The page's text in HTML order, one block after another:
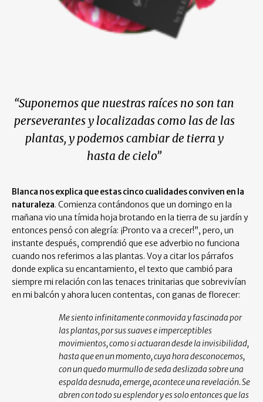
“Suponemos que nuestras raíces no son tan
perseverantes y localizadas como las de las
plantas, y podemos cambiar de tierra y
hasta de cielo”
Blanca nos explica que estas cinco cualidades conviven en la
naturaleza. Comienza contándonos que un domingo en la
mañana vio una tímida hoja brotando en la tierra de su jardín y
entonces pensó con alegría: ¡Pronto va a crecer!”, pero, un
instante después, comprendió que ese adverbio no funciona
cuando nos referimos a las plantas. Voy a citar los párrafos
donde explica su encantamiento, el texto que cambió para
siempre mi relación con las tenaces trinitarias que sobrevivían
en mi balcón y ahora lucen contentas, con ganas de florecer:
Me siento infinitamente conmovida y fascinada por
las plantas, por sus suaves e imperceptibles
movimientos, como si actuaran desde la invisibilidad,
hasta que en un momento, cuya hora desconocemos,
con un quedo murmullo de seda deslizada sobre una
espalda desnuda, emerge, acontece una revelación. Se
abren con todo su esplendor y es solo entonces que las